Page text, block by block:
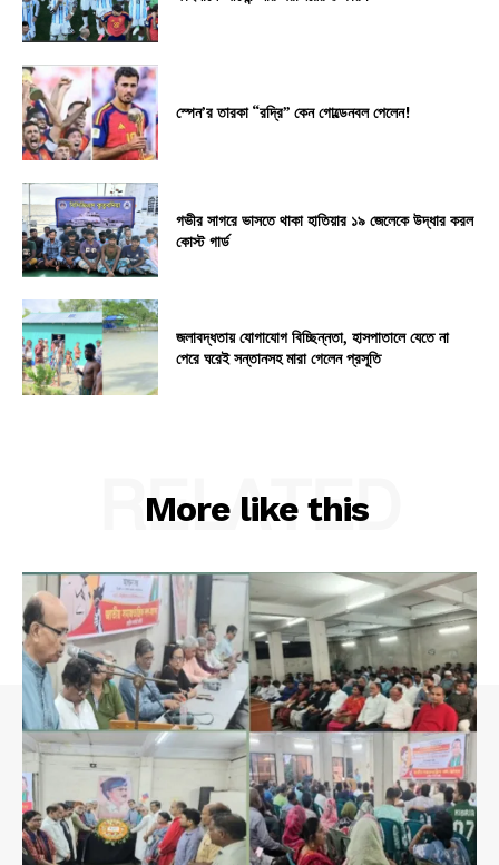
স্পেন’র তারকা “রদ্রি” কেন গোল্ডেনবল পেলেন!
গভীর সাগরে ভাসতে থাকা হাতিয়ার ১৯ জেলেকে উদ্ধার করল
কোস্ট গার্ড
জলাবদ্ধতায় যোগাযোগ বিচ্ছিন্নতা, হাসপাতালে যেতে না
পেরে ঘরেই সন্তানসহ মারা গেলেন প্রসূতি
More like this
RELATED